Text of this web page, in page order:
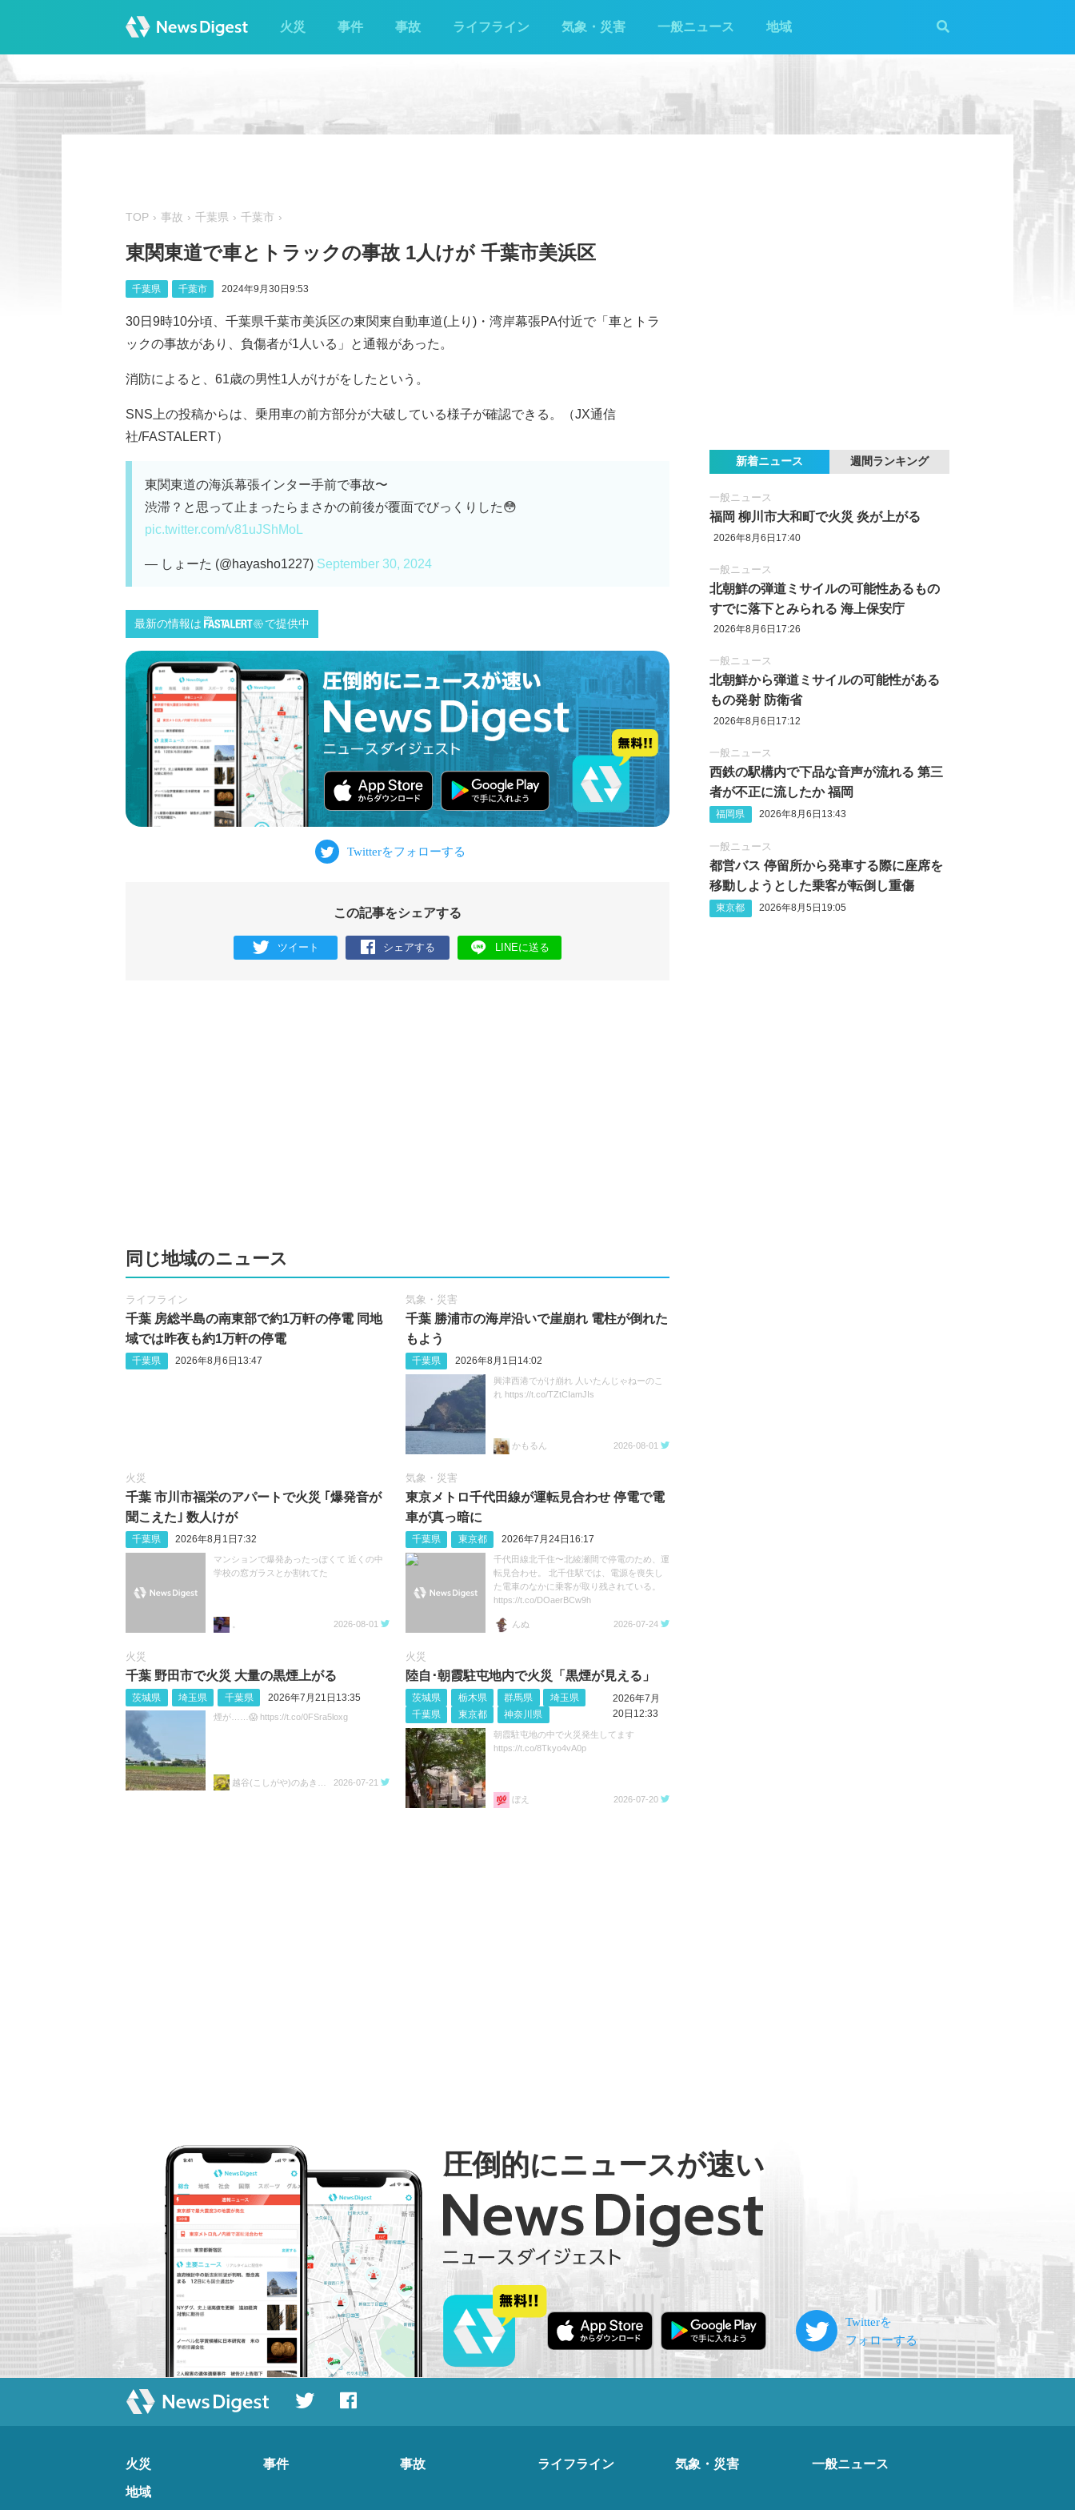
火災 事件 事故 ライフライン 気象・災害 一般ニュース 地域
TOP 事故 千葉県 千葉市
東関東道で車とトラックの事故 1人けが 千葉市美浜区
千葉県 千葉市 2024年9月30日9:53
30日9時10分頃、千葉県千葉市美浜区の東関東自動車道(上り)・湾岸幕張PA付近で「車とトラ
ックの事故があり、負傷者が1人いる」と通報があった。
消防によると、61歳の男性1人がけがをしたという。
SNS上の投稿からは、乗用車の前方部分が大破している様子が確認できる。（JX通信
社/FASTALERT）
東関東道の海浜幕張インター手前で事故〜
渋滞？と思って止まったらまさかの前後が覆面でびっくりした😳
pic.twitter.com/v81uJShMoL
— しょーた (@hayasho1227) September 30, 2024
最新の情報は で提供中
この記事をシェアする
ツイート シェアする LINEに送る
同じ地域のニュース
ライフライン
千葉 房総半島の南東部で約1万軒の停電 同地
域では昨夜も約1万軒の停電
千葉県 2026年8月6日13:47
気象・災害
千葉 勝浦市の海岸沿いで崖崩れ 電柱が倒れた
もよう
千葉県 2026年8月1日14:02
興津西港でがけ崩れ 人いたんじゃねーのこ
れ https://t.co/TZtCIamJIs
かもるん 2026-08-01
火災
千葉 市川市福栄のアパートで火災 ｢爆発音が
聞こえた｣ 数人けが
千葉県 2026年8月1日7:32
マンションで爆発あったっぽくて 近くの中
学校の窓ガラスとか割れてた
2026-08-01
気象・災害
東京メトロ千代田線が運転見合わせ 停電で電
車が真っ暗に
千葉県 東京都 2026年7月24日16:17
千代田線北千住〜北綾瀬間で停電のため、運
転見合わせ。 北千住駅では、電源を喪失し
た電車のなかに乗客が取り残されている。
https://t.co/DOaerBCw9h
んぬ 2026-07-24
火災
千葉 野田市で火災 大量の黒煙上がる
茨城県 埼玉県 千葉県 2026年7月21日13:35
煙が……😱 https://t.co/0FSra5loxg
2026-07-21
火災
陸自･朝霞駐屯地内で火災「黒煙が見える」
茨城県 栃木県 群馬県
埼玉県
千葉県
東京都 神奈川県
2026年7月
20日12:33
朝霞駐屯地の中で火災発生してます
https://t.co/8Tkyo4vA0p
ぼえ 2026-07-20
新着ニュース 週間ランキング
一般ニュース
福岡 柳川市大和町で火災 炎が上がる
2026年8月6日17:40
一般ニュース
北朝鮮の弾道ミサイルの可能性あるもの
すでに落下とみられる 海上保安庁
2026年8月6日17:26
一般ニュース
北朝鮮から弾道ミサイルの可能性がある
もの発射 防衛省
2026年8月6日17:12
一般ニュース
西鉄の駅構内で下品な音声が流れる 第三
者が不正に流したか 福岡
福岡県 2026年8月6日13:43
一般ニュース
都営バス 停留所から発車する際に座席を
移動しようとした乗客が転倒し重傷
東京都 2026年8月5日19:05
圧倒的にニュースが速い
火災 事件 事故 ライフライン 気象・災害 一般ニュース
地域